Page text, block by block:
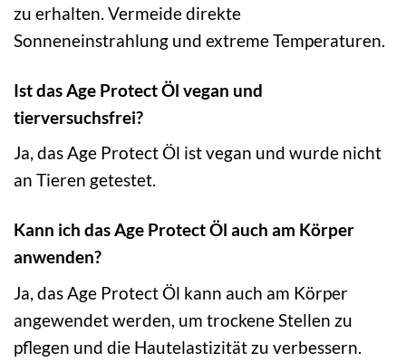
zu erhalten. Vermeide direkte
Sonneneinstrahlung und extreme Temperaturen.
Ist das Age Protect Öl vegan und
tierversuchsfrei?
Ja, das Age Protect Öl ist vegan und wurde nicht
an Tieren getestet.
Kann ich das Age Protect Öl auch am Körper
anwenden?
Ja, das Age Protect Öl kann auch am Körper
angewendet werden, um trockene Stellen zu
pflegen und die Hautelastizität zu verbessern.